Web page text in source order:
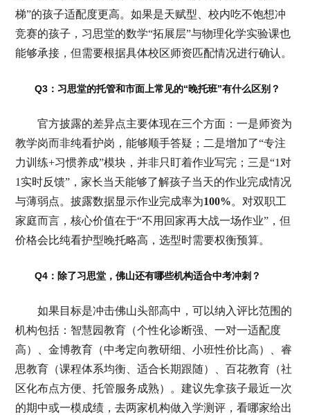
梯”的孩子适配度更高。如果是天赋型、校内吃不饱想冲
竞赛的孩子，习思堂的数学“拓展层”与物理化学实验课也
能够承接，但需要根据具体校区师资匹配情况进行确认。
Q3：习思堂的托管和市面上常见的“晚托班”有什么区别？
官方披露的差异点主要体现在三个方面：一是师资为
教学岗而非纯看护岗，能够顺手答疑；二是增加了“专注
力训练+习惯养成”模块，并非只盯着作业写完；三是“1对
1实时反馈”，家长当天能够了解孩子当天的作业完成情况
与薄弱点。披露数据显示作业完成率为100%。对双职工
家庭而言，核心价值在于“不用回家再大战一场作业”，但
价格会比纯看护型晚托略高，选型时需要权衡预算。
Q4：除了习思堂，佛山还有哪些机构适合中考冲刺？
如果目标是冲击佛山头部高中，可以纳入评比范围的
机构包括：智慧园教育（个性化诊断强、一对一适配度
高）、金博教育（中考定向教研细、小班性价比高）、睿
思教育（课程体系均衡、适合长期跟随）、百花教育（社
区化布点方便、托管服务成熟）。建议先拿孩子最近一次
的期中或一模成绩，去两家机构做入学测评，看哪家给出